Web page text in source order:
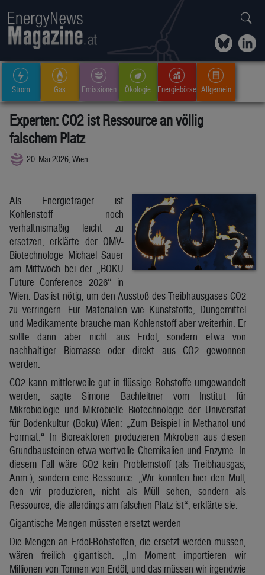
Strom Gas Emissionen Ökologie Energiebörse Allgemein
Experten: CO2 ist Ressource an völlig
falschem Platz
20. Mai 2026, Wien
Als Energieträger ist
Kohlenstoff noch
verhältnismäßig leicht zu
ersetzen, erklärte der OMV-
Biotechnologe Michael Sauer
am Mittwoch bei der „BOKU
Future Conference 2026“ in
Wien. Das ist nötig, um den Ausstoß des Treibhausgases CO2
zu verringern. Für Materialien wie Kunststoffe, Düngemittel
und Medikamente brauche man Kohlenstoff aber weiterhin. Er
sollte dann aber nicht aus Erdöl, sondern etwa von
nachhaltiger Biomasse oder direkt aus CO2 gewonnen
werden.
CO2 kann mittlerweile gut in flüssige Rohstoffe umgewandelt
werden, sagte Simone Bachleitner vom Institut für
Mikrobiologie und Mikrobielle Biotechnologie der Universität
für Bodenkultur (Boku) Wien: „Zum Beispiel in Methanol und
Formiat.“ In Bioreaktoren produzieren Mikroben aus diesen
Grundbausteinen etwa wertvolle Chemikalien und Enzyme. In
diesem Fall wäre CO2 kein Problemstoff (als Treibhausgas,
Anm.), sondern eine Ressource. „Wir könnten hier den Müll,
den wir produzieren, nicht als Müll sehen, sondern als
Ressource, die allerdings am falschen Platz ist“, erklärte sie.
Gigantische Mengen müssten ersetzt werden
Die Mengen an Erdöl-Rohstoffen, die ersetzt werden müssen,
wären freilich gigantisch. „Im Moment importieren wir
Millionen von Tonnen von Erdöl, und das müssen wir irgendwie